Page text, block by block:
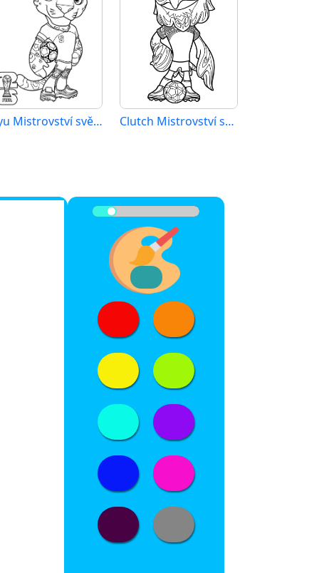
Zayu Mistrovství světa 2026 Clutch Mistrovství světa 2026